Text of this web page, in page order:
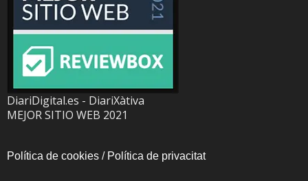
DiariDigital.es - DiariXàtiva
MEJOR SITIO WEB 2021
Política de cookies / Política de privacitat